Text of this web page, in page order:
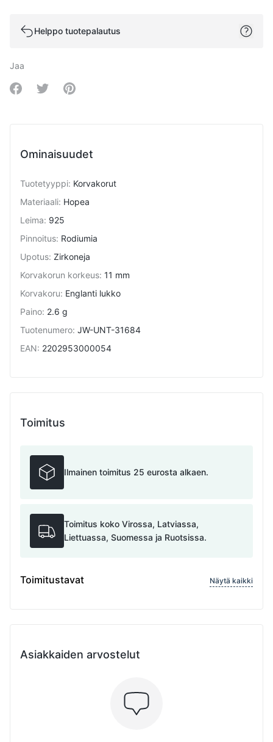
Helppo tuotepalautus
Jaa
Share on Facebook
Share on Twitter
Share on Pinterest
Ominaisuudet
Tuotetyyppi: Korvakorut
Materiaali: Hopea
Leima: 925
Pinnoitus: Rodiumia
Upotus: Zirkoneja
Korvakorun korkeus: 11 mm
Korvakoru: Englanti lukko
Paino: 2.6 g
Tuotenumero: JW-UNT-31684
EAN: 2202953000054
Toimitus
Ilmainen toimitus 25 eurosta alkaen.
Toimitus koko Virossa, Latviassa,
Liettuassa, Suomessa ja Ruotsissa.
Toimitustavat Näytä kaikki
Asiakkaiden arvostelut